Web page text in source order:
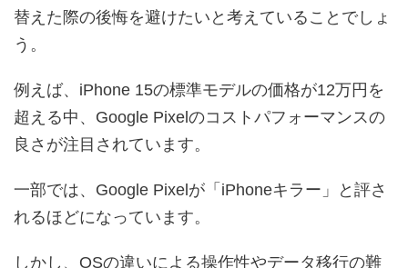
替えた際の後悔を避けたいと考えていることでしょ
う。
例えば、iPhone 15の標準モデルの価格が12万円を
超える中、Google Pixelのコストパフォーマンスの
良さが注目されています。
一部では、Google Pixelが「iPhoneキラー」と評さ
れるほどになっています。
しかし、OSの違いによる操作性やデータ移行の難